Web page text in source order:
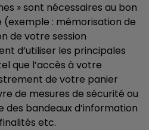
» sont nécessaires au bon
: mémorisation de
de votre session
d’utiliser les principales
que l’accès à votre
de votre panier
de mesures de sécurité ou
des bandeaux d’information
etc.